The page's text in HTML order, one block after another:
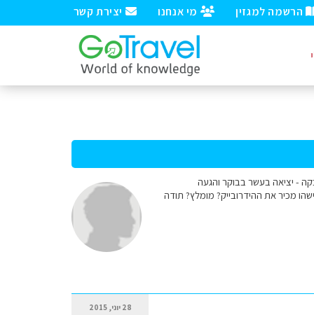
יצירת קשר מי אנחנו הרשמה למגזין
מתכננים נסיעה מאתונה לקלמבקה - יציאה בעשר בבוקר והגעה
מכיר את ההידרובייק? מומלץ? תודה
28 יוני, 2015